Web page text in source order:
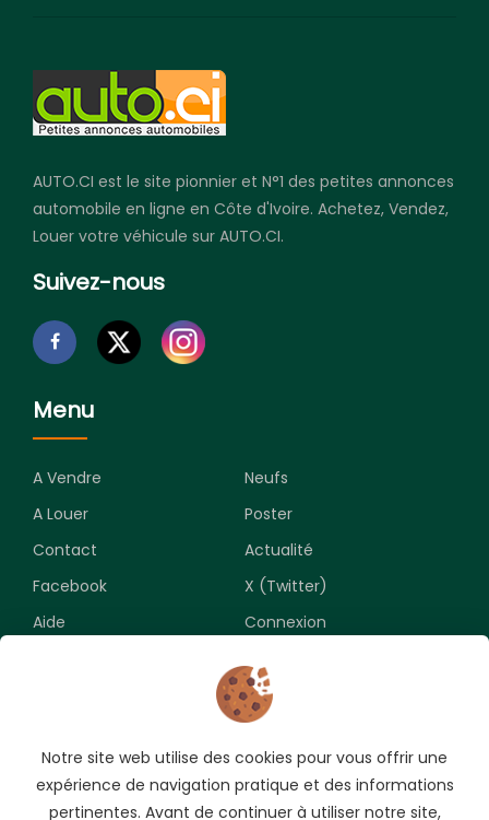
AUTO.CI est le site pionnier et N°1 des petites annonces
automobile en ligne en Côte d'Ivoire. Achetez, Vendez,
Louer votre véhicule sur AUTO.CI.
Suivez-nous
Menu
A Vendre
Neufs
A Louer
Poster
Contact
Actualité
Facebook
X (Twitter)
Aide
Connexion
Souscrivez pour recevoir les meilleures opportunités.
Notre site web utilise des cookies pour vous offrir une
expérience de navigation pratique et des informations
pertinentes. Avant de continuer à utiliser notre site,